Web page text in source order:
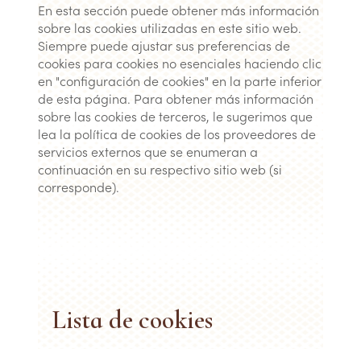
En esta sección puede obtener más información
sobre las cookies utilizadas en este sitio web.
Siempre puede ajustar sus preferencias de
cookies para cookies no esenciales haciendo clic
en "configuración de cookies" en la parte inferior
de esta página. Para obtener más información
sobre las cookies de terceros, le sugerimos que
lea la política de cookies de los proveedores de
servicios externos que se enumeran a
continuación en su respectivo sitio web (si
corresponde).
Lista de cookies